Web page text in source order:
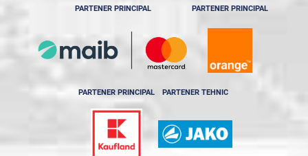
PARTENER PRINCIPAL PARTENER PRINCIPAL
PARTENER PRINCIPAL PARTENER TEHNIC